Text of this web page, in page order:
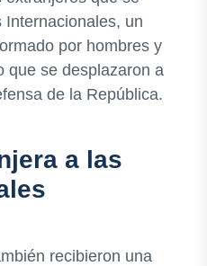
un
por hombres y
que se desplazaron a
de la República.
a las
recibieron una